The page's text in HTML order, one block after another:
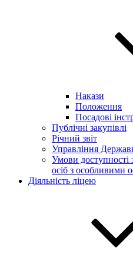
Накази
Положення
Посадові
Публічні закупівлі
Річний звіт
Управління
Умови доступності
осіб з особливими
Діяльність ліцею